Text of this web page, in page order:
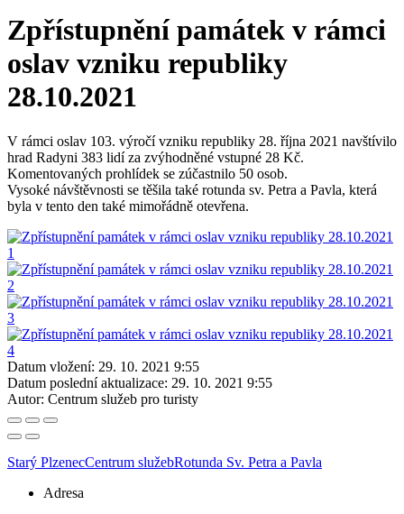
Zpřístupnění památek v rámci
oslav vzniku republiky
28.10.2021
V rámci oslav 103. výročí vzniku republiky 28. října 2021 navštívilo
hrad Radyni 383 lidí za zvýhodněné vstupné 28 Kč.
Komentovaných prohlídek se zúčastnilo 50 osob.
Vysoké návštěvnosti se těšila také rotunda sv. Petra a Pavla, která
byla v tento den také mimořádně otevřena.
Datum vložení: 29. 10. 2021 9:55
Datum poslední aktualizace: 29. 10. 2021 9:55
Autor: Centrum služeb pro turisty
Starý PlzenecCentrum služebRotunda Sv. Petra a Pavla
Adresa